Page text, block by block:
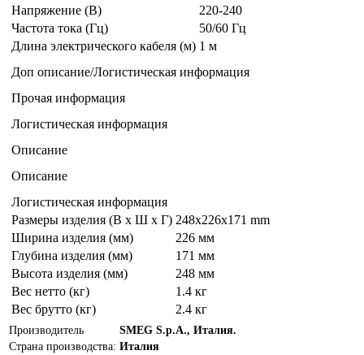
Напряжение (В)
220-240
Частота тока (Гц)
50/60 Гц
Длина электрического кабеля (м) 1 м
Доп описание/Логистическая информация
Прочая информация
Логистическая информация
Описание
Описание
Логистическая информация
Размеры изделия (В х Ш х Г) 248x226x171 mm
Ширина изделия (мм)
226 мм
Глубина изделия (мм)
171 мм
Высота изделия (мм)
248 мм
Вес нетто (кг)
1.4 кг
Вес брутто (кг)
2.4 кг
Производитель
SMEG S.p.A., Италия.
Страна производства: Италия